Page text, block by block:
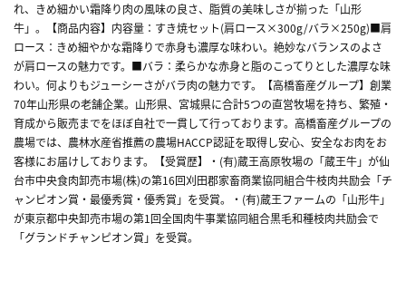
れ、きめ細かい霜降り肉の風味の良さ、脂質の美味しさが揃った「山形
牛」。【商品内容】内容量：すき焼セット(肩ロース×300g/バラ×250g)■肩
ロース：きめ細やかな霜降りで赤身も濃厚な味わい。絶妙なバランスのよさ
が肩ロースの魅力です。■バラ：柔らかな赤身と脂のこってりとした濃厚な味
わい。何よりもジューシーさがバラ肉の魅力です。【高橋畜産グループ】創業
70年山形県の老舗企業。山形県、宮城県に合計5つの直営牧場を持ち、繁殖・
育成から販売までをほぼ自社で一貫して行っております。高橋畜産グループの
農場では、農林水産省推薦の農場HACCP認証を取得し安心、安全なお肉をお
客様にお届けしております。【受賞歴】・(有)蔵王高原牧場の「蔵王牛」が仙
台市中央食肉卸売市場(株)の第16回刈田郡家畜商業協同組合牛枝肉共励会「チ
ャンピオン賞・最優秀賞・優秀賞」を受賞。・(有)蔵王ファームの「山形牛」
が東京都中央卸売市場の第1回全国肉牛事業協同組合黒毛和種枝肉共励会で
「グランドチャンピオン賞」を受賞。